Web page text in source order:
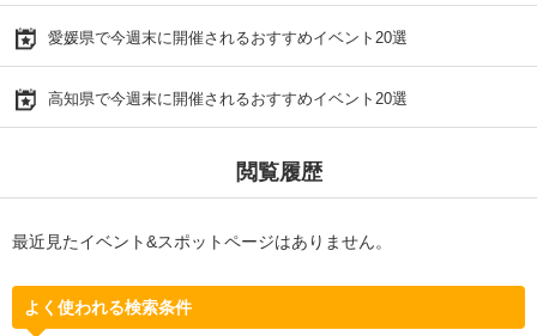
愛媛県で今週末に開催されるおすすめイベント20選
高知県で今週末に開催されるおすすめイベント20選
閲覧履歴
最近見たイベント&スポットページはありません。
よく使われる検索条件